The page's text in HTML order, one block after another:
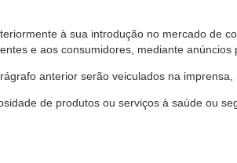
à sua introdução no mercado de
e aos consumidores, mediante anúncios
anterior serão veiculados na
de produtos ou serviços à saúde ou